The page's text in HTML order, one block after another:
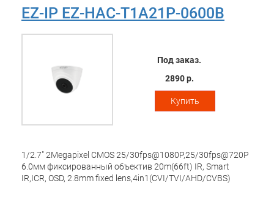
25к/c@5Мп; ИК-подсветка до 30м; защита: IP67; питание:
12В(DC); корпус: пластик
EZ-IP EZ-HAC-T1A21P-0600B
1/2.7" 2Megapixel CMOS 25/30fps@1080P,25/30fps@720P
6.0мм фиксированный объектив 20m(66ft) IR, Smart
IR,ICR, OSD, 2.8mm fixed lens,4in1(CVI/TVI/AHD/CVBS)
Под заказ.
2890 р.
Купить